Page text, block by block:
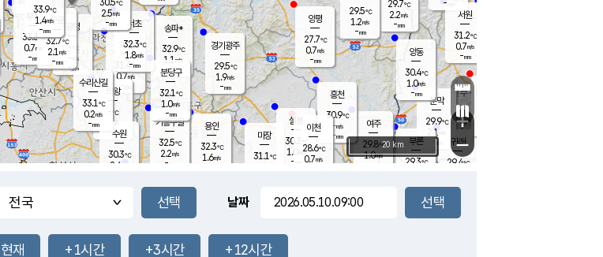
문막
29.9℃
2.1m/s
mm
부론
29.3℃
과천
31.4℃
0.7m/s
- mm
-mm
29.7℃
2.2m/s
-mm
-mm
용인
32.3℃
1.6m/s
여주
29.8℃
1.0m/s
양동
30.4℃
1.0m/s
-mm
경기광주
29.5℃
1.9m/s
-mm
장호원
30.7
℃
31.3℃
흥천
30.9℃
-m/s
-mm
마장
31.1℃
의왕
- ℃
m/s
mm
mm
설봉
30.3
1.0 m/s
- mm
광명
- ℃
-m/s
-mm
부천
33.3℃
0.7m/s
-mm
-mm
구로
32.7℃
2.1 m/s
-mm
송파*
32.9℃
1.1 m/s
-mm
서초
32.3℃
1.8m/s
-mm
기흥구갈
32.5℃
2.2m/s
-
수리산길
33.1℃
0.2m/s
-mm
분당구
32.1℃
1.0m/s
-mm
- mm
귀래
29.4℃
서원
31.2℃
0.7m/s
-mm
29.5℃
1.2m/s
-mm
33.9℃
1.4m/s
-mm
이천
28.6℃
0.7m/s
양평
27.7℃
0.7m/s
-mm
수원
30.3℃
2.6 m/s
30.5℃
2.5m/s
-mm
+
−
20 km
날짜
현재 +1시간 +3시간 +12시간